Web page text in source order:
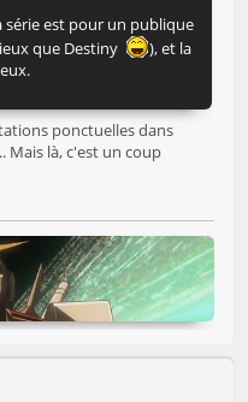
série est pour un publique
que Destiny
), et la
ponctuelles dans
Mais là, c'est un coup